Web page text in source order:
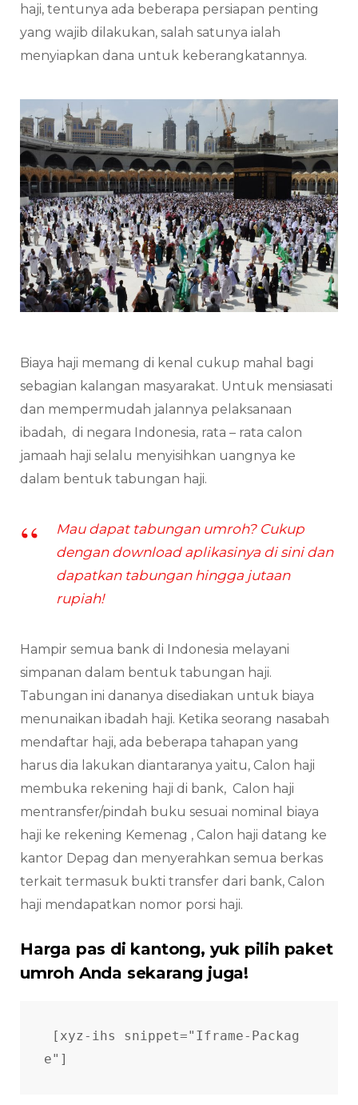
haji, tentunya ada beberapa persiapan penting
yang wajib dilakukan, salah satunya ialah
menyiapkan dana untuk keberangkatannya.
Biaya haji memang di kenal cukup mahal bagi
sebagian kalangan masyarakat. Untuk mensiasati
dan mempermudah jalannya pelaksanaan
ibadah, di negara Indonesia, rata – rata calon
jamaah haji selalu menyisihkan uangnya ke
dalam bentuk tabungan haji.
Mau dapat tabungan umroh? Cukup
dengan download aplikasinya di sini dan
dapatkan tabungan hingga jutaan
rupiah!
Hampir semua bank di Indonesia melayani
simpanan dalam bentuk tabungan haji.
Tabungan ini dananya disediakan untuk biaya
menunaikan ibadah haji. Ketika seorang nasabah
mendaftar haji, ada beberapa tahapan yang
harus dia lakukan diantaranya yaitu, Calon haji
membuka rekening haji di bank, Calon haji
mentransfer/pindah buku sesuai nominal biaya
haji ke rekening Kemenag , Calon haji datang ke
kantor Depag dan menyerahkan semua berkas
terkait termasuk bukti transfer dari bank, Calon
haji mendapatkan nomor porsi haji.
Harga pas di kantong, yuk pilih paket
umroh Anda sekarang juga!
[xyz-ihs snippet="Iframe-Packag
e"]